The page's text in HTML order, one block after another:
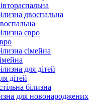
дітей
білизна
для новонароджених